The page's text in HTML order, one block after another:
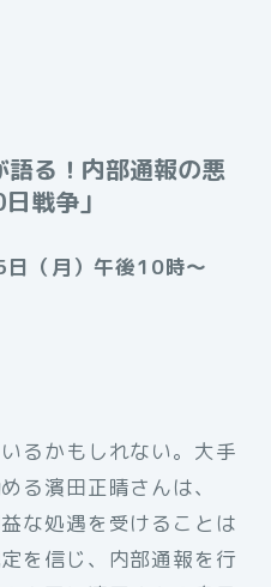
る！内部通報の悪
戦争」
（月）午後10時～
るかもしれない。大手
る濱田正晴さんは、
な処遇を受けることは
を信じ、内部通報を行